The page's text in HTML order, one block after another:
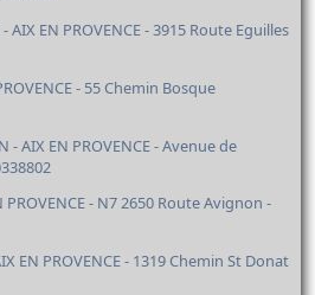
- AIX EN PROVENCE - 3915 Route Eguilles
- 55 Chemin Bosque
- AIX EN PROVENCE - Avenue de
PROVENCE - N7 2650 Route Avignon -
EN PROVENCE - 1319 Chemin St Donat